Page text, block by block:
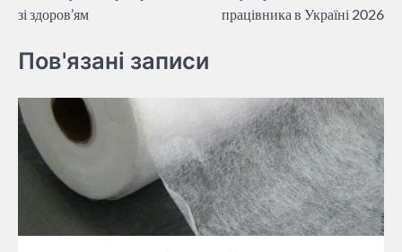
зі здоров’ям
працівника в Україні 2026
Пов'язані записи